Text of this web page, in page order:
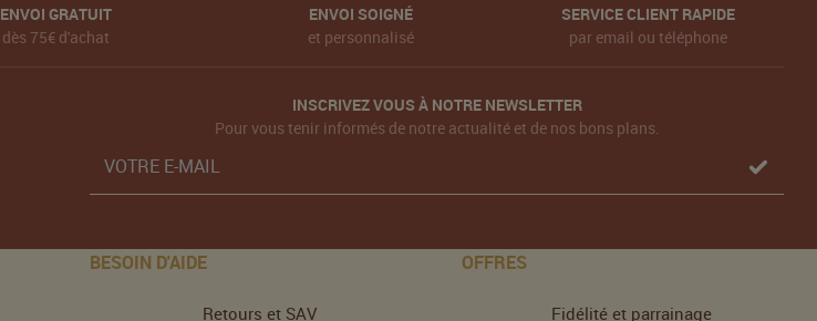
ENVOI GRATUIT
dès 75€ d'achat
ENVOI SOIGNÉ
et personnalisé
SERVICE CLIENT RAPIDE
par email ou téléphone
INSCRIVEZ VOUS À NOTRE NEWSLETTER
Pour vous tenir informés de notre actualité et de nos bons plans.
BESOIN D'AIDE
Retours et SAV
OFFRES
Fidélité et parrainage